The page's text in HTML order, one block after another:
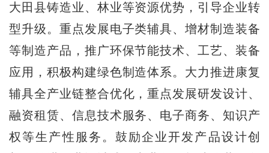
大田县铸造业、林业等资源优势，引导企业转
型升级。重点发展电子类辅具、增材制造装备
等制造产品，推广环保节能技术、工艺、装备
应用，积极构建绿色制造体系。大力推进康复
辅具全产业链整合优化，重点发展研发设计、
融资租赁、信息技术服务、电子商务、知识产
权等生产性服务。鼓励企业开发产品设计创